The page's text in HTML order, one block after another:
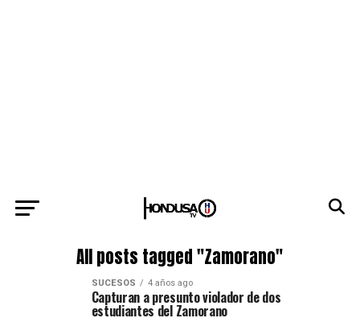
All posts tagged "Zamorano"
SUCESOS 4 años ago
Capturan a presunto violador de dos
estudiantes del Zamorano